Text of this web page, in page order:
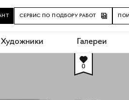
СЕРВИС ПО ПОДБОРУ РАБОТ
Художники Галереи
0